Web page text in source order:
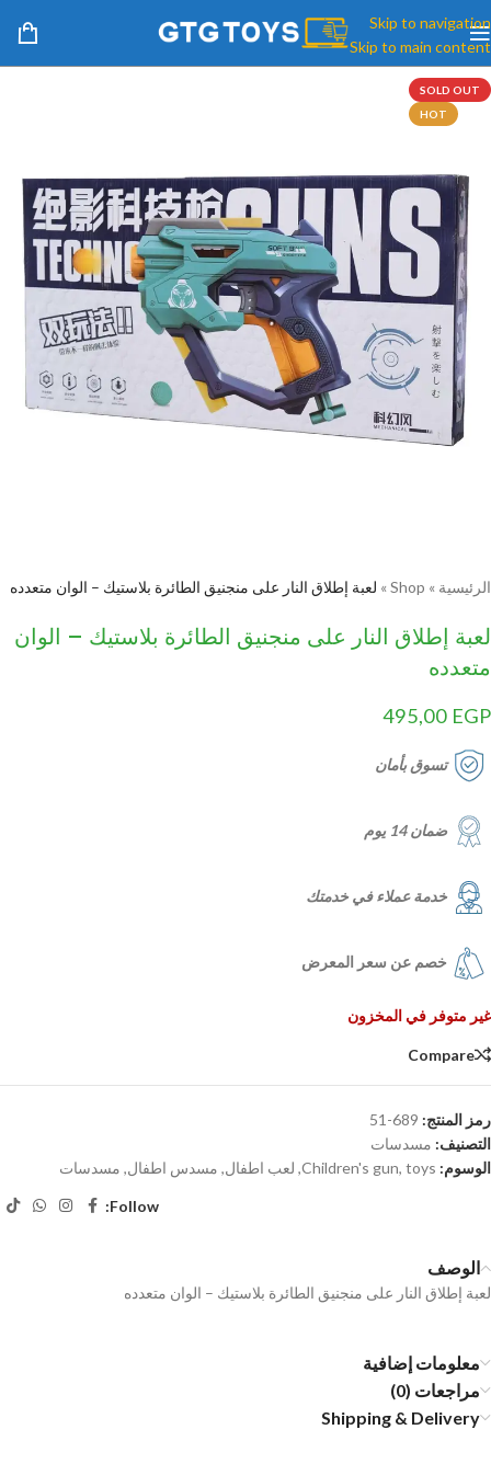
Skip to navigation
Skip to main content
SOLD OUT
HOT
الرئيسية »
Shop
» لعبة إطلاق النار على منجنيق الطائرة بلاستيك – الوان متعدده
لعبة إطلاق النار على منجنيق الطائرة بلاستيك – الوان
متعدده
495,00 EGP
تسوق بأمان
ضمان 14 يوم
خدمة عملاء في خدمتك
خصم عن سعر المعرض
غير متوفر في المخزون
Compare
رمز المنتج: 689-51
التصنيف: مسدسات
الوسوم:
Children's gun, toys
, لعب اطفال, مسدس اطفال, مسدسات
Follow:
الوصف
لعبة إطلاق النار على منجنيق الطائرة بلاستيك – الوان متعدده
معلومات إضافية
مراجعات (0)
Shipping & Delivery